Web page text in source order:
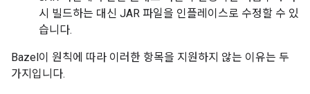
시 빌드하는 대신 JAR 파일을 인플레이스로 수정할 수 있
습니다.
Bazel이 원칙에 따라 이러한 항목을 지원하지 않는 이유는 두
가지입니다.